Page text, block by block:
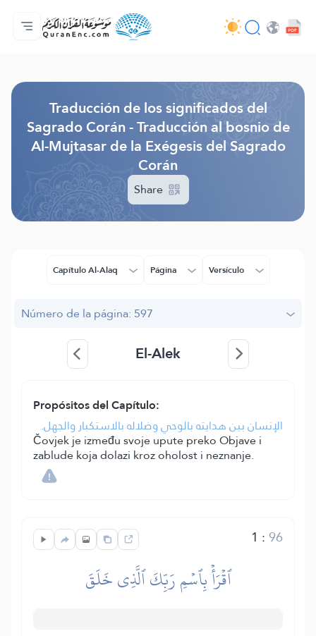
Página principal
Índice de traducciones
Audio
Servicios de desarrolladores - API
Sobre el proyecto
Contáctanos
Idioma
Traducción de los significados del
Sagrado Corán - Traducción al bosnio de
Al-Mujtasar de la Exégesis del Sagrado
Corán
Share
Capítulo Al-Alaq Página Versículo
Número de la página: 597
El-Alek
Propósitos del Capítulo:
الإنسان بين هدايته بالوحي وضلاله بالاستكبار والجهل.
Čovjek je između svoje upute preko Objave i
zablude koja dolazi kroz oholost i neznanje.
1 :96
ٱقۡرَأۡ بِٱسۡمِ رَبِّكَ ٱلَّذِي خَلَقَ